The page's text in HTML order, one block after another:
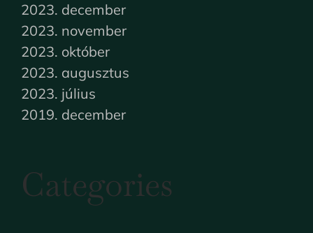
2023. december
2023. november
2023. október
2023. augusztus
2023. július
2019. december
Categories